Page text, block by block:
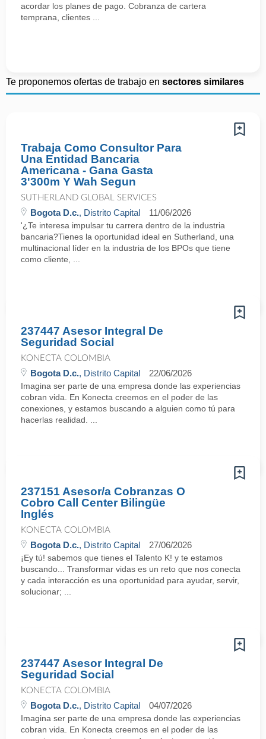
acordar los planes de pago. Cobranza de cartera
temprana, clientes ...
Te proponemos ofertas de trabajo en sectores similares
Trabaja Como Consultor Para
Una Entidad Bancaria
Americana - Gana Gasta
3'300m Y Wah Segun
SUTHERLAND GLOBAL SERVICES
Bogota D.c., Distrito Capital 11/06/2026
'¿Te interesa impulsar tu carrera dentro de la industria
bancaria?Tienes la oportunidad ideal en Sutherland, una
multinacional líder en la industria de los BPOs que tiene
como cliente, ...
237447 Asesor Integral De
Seguridad Social
KONECTA COLOMBIA
Bogota D.c., Distrito Capital 22/06/2026
Imagina ser parte de una empresa donde las experiencias
cobran vida. En Konecta creemos en el poder de las
conexiones, y estamos buscando a alguien como tú para
hacerlas realidad. ...
237151 Asesor/a Cobranzas O
Cobro Call Center Bilingüe
Inglés
KONECTA COLOMBIA
Bogota D.c., Distrito Capital 27/06/2026
¡Ey tú! sabemos que tienes el Talento K! y te estamos
buscando... Transformar vidas es un reto que nos conecta
y cada interacción es una oportunidad para ayudar, servir,
solucionar; ...
237447 Asesor Integral De
Seguridad Social
KONECTA COLOMBIA
Bogota D.c., Distrito Capital 04/07/2026
Imagina ser parte de una empresa donde las experiencias
cobran vida. En Konecta creemos en el poder de las